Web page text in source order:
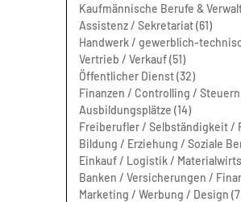
Assistenz / Sekretariat (61)
Vertrieb / Verkauf (51)
Öffentlicher Dienst (32)
Finanzen / Controlling /
Ausbildungsplätze (14)
Bildung / Erziehung / Soziale
Marketing / Werbung / Design